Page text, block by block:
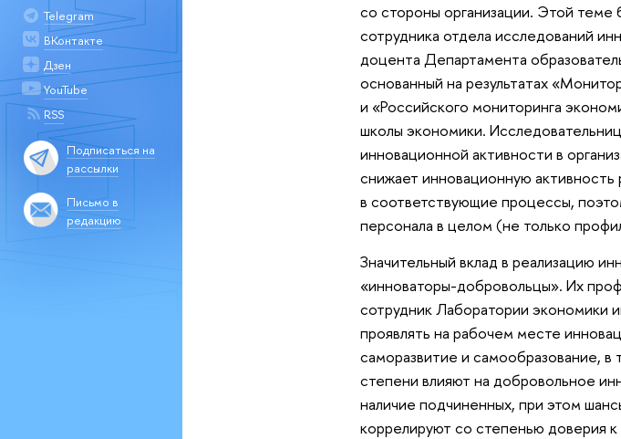
Telegram
ВКонтакте
Дзен
YouTube
RSS
Подписаться на
рассылки
Письмо в
редакцию
со стороны организации. Этой теме
сотрудника отдела исследований
доцента Департамента
основанный на результатах
и «Российского мониторинга
школы экономики.
инновационной активности в
снижает инновационную
в соответствующие процессы,
персонала в целом (не только
Значительный вклад в реализацию
«инноваторы-добровольцы». Их
сотрудник Лаборатории
проявлять на рабочем месте
саморазвитие и самообразование,
степени влияют на добровольное
наличие подчиненных, при этом
коррелируют со степенью доверия